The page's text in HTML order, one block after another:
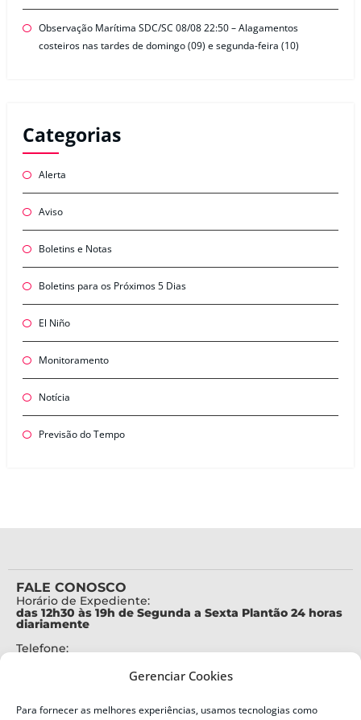
Gerenciar Cookies
Para fornecer as melhores experiências, usamos tecnologias como
Observação Marítima SDC/SC 08/08 22:50 – Alagamentos
costeiros nas tardes de domingo (09) e segunda-feira (10)
Categorias
Alerta
Aviso
Boletins e Notas
Boletins para os Próximos 5 Dias
El Niño
Monitoramento
Notícia
Previsão do Tempo
FALE CONOSCO
Horário de Expediente:
das 12h30 às 19h de Segunda a Sexta Plantão 24 horas
diariamente
Telefone: